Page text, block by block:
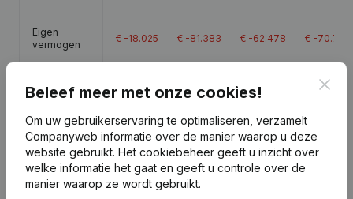
Eigen
vermogen
€ -18.025 € -81.383 € -62.478 € -70.793
42.263
Publicatiesvan Hilfra
Beleef meer met onze cookies!
Om uw gebruikerservaring te optimaliseren, verzamelt
Companyweb informatie over de manier waarop u deze
website gebruikt. Het cookiebeheer geeft u inzicht over
welke informatie het gaat en geeft u controle over de
manier waarop ze wordt gebruikt.